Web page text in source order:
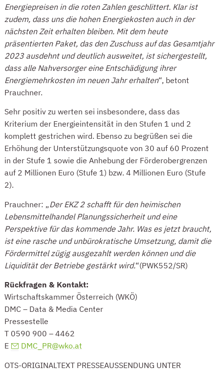
Energiepreisen in die roten Zahlen geschlittert. Klar ist
zudem, dass uns die hohen Energiekosten auch in der
nächsten Zeit erhalten bleiben. Mit dem heute
präsentierten Paket, das den Zuschuss auf das Gesamtjahr
2023 ausdehnt und deutlich ausweitet, ist sichergestellt,
dass alle Nahversorger eine Entschädigung ihrer
Energiemehrkosten im neuen Jahr erhalten“, betont
Prauchner.
Sehr positiv zu werten sei insbesondere, dass das
Kriterium der Energieintensität in den Stufen 1 und 2
komplett gestrichen wird. Ebenso zu begrüßen sei die
Erhöhung der Unterstützungsquote von 30 auf 60 Prozent
in der Stufe 1 sowie die Anhebung der Förderobergrenzen
auf 2 Millionen Euro (Stufe 1) bzw. 4 Millionen Euro (Stufe
2).
Prauchner: „Der EKZ 2 schafft für den heimischen
Lebensmittelhandel Planungssicherheit und eine
Perspektive für das kommende Jahr. Was es jetzt braucht,
ist eine rasche und unbürokratische Umsetzung, damit die
Fördermittel zügig ausgezahlt werden können und die
Liquidität der Betriebe gestärkt wird.“(PWK552/SR)
Rückfragen & Kontakt:
Wirtschaftskammer Österreich (WKÖ)
DMC – Data & Media Center
Pressestelle
T 0590 900 – 4462
E
DMC_PR@wko.at
OTS-ORIGINALTEXT PRESSEAUSSENDUNG UNTER